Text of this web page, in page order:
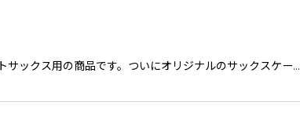
ックス用の商品です。ついにオリジナルのサックスケー…